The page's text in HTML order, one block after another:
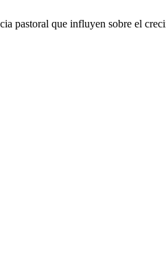
pastoral que influyen sobre el